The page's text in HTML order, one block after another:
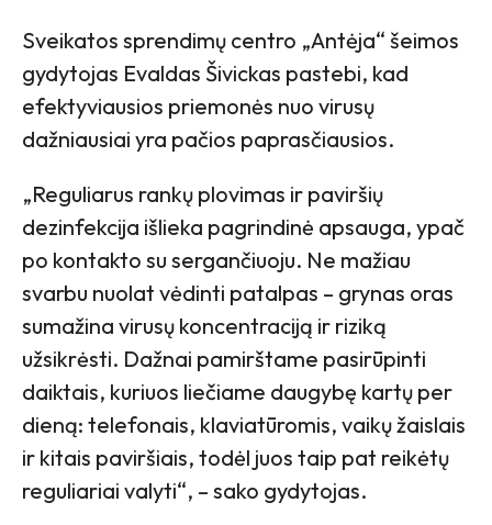
Sveikatos sprendimų centro „Antėja“ šeimos
gydytojas Evaldas Šivickas pastebi, kad
efektyviausios priemonės nuo virusų
dažniausiai yra pačios paprasčiausios.
„Reguliarus rankų plovimas ir paviršių
dezinfekcija išlieka pagrindinė apsauga, ypač
po kontakto su sergančiuoju. Ne mažiau
svarbu nuolat vėdinti patalpas – grynas oras
sumažina virusų koncentraciją ir riziką
užsikrėsti. Dažnai pamirštame pasirūpinti
daiktais, kuriuos liečiame daugybę kartų per
dieną: telefonais, klaviatūromis, vaikų žaislais
ir kitais paviršiais, todėl juos taip pat reikėtų
reguliariai valyti“, – sako gydytojas.